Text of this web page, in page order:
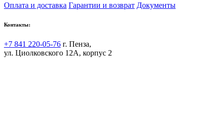
Оплата и доставка Гарантии и возврат Документы
Контакты:
+7 841 220-05-76 г. Пенза,
ул. Циолковского 12А, корпус 2